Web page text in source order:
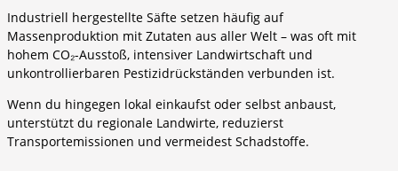
Industriell hergestellte Säfte setzen häufig auf
Massenproduktion mit Zutaten aus aller Welt – was oft mit
hohem CO₂-Ausstoß, intensiver Landwirtschaft und
unkontrollierbaren Pestizidrückständen verbunden ist.
Wenn du hingegen lokal einkaufst oder selbst anbaust,
unterstützt du regionale Landwirte, reduzierst
Transportemissionen und vermeidest Schadstoffe.